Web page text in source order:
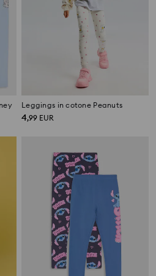
Leggings in cotone Peanuts
4,99 EUR